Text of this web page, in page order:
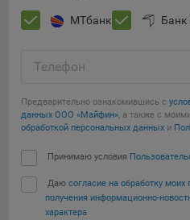
настраивать сайт.
Яндекс.Метрика, Google
использовал сайты, и
улучшения.
сайта Общества посещаются
выявлять трудности,
сайта, а также позволяют
рекламы. Благодаря этому у
Сохранить
Сохранить
МТбанк
Телефон
Предварительно ознакомившись с
данных ООО «Майфин», а также с
обработкой персональных данных и
Принимаю условия
Даю согласие на обработку
получения информационно-
характера